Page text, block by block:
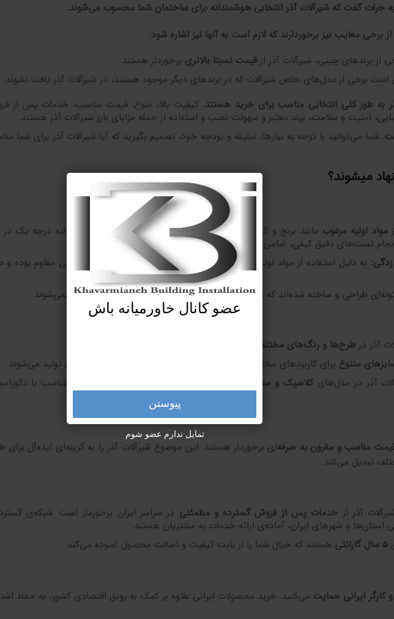
جرات گفت که شیرآلات آذر انتخابی هوشمندانه برای ساختمان شما محسوب می‌شوند.
برخی معایب نیز برخوردارند که لازم است به آنها نیز اشاره شود:
از برندهای چینی، شیرآلات آذر از قیمت نسبتا بالاتری برخوردار هستند.
برخی از مدل‌های خاص شیرآلات که در برندهای دیگر موجود هستند، در شیرآلات آذر یافت نشوند.
به طور کلی انتخابی مناسب برای خرید هستند. کیفیت بالا، تنوع، قیمت مناسب، خدمات پس از
امنیت و سلامت، برند معتبر و سهولت نصب و استفاده از جمله مزایای بارز شیرآلات آذر هستند.
. شما می‌توانید با توجه به نیازها، سلیقه و بودجه خود، تصمیم بگیرید که آیا شیرآلات آذر برای شما
میشوند؟
مواد اولیه مرغوب مانند برنج و آلیاژهای باکیفیت ساخته می‌شوند. استفاده از مواد اولیه درجه یک در
تست‌های دقیق کیفی، ضامن کیفیت و دوام بالای شیرآلات آذر است.
: به دلیل استفاده از مواد اولیه باکیفیت، شیرآلات آذر در برابر خوردگی و زنگ زدگی مقاوم بوده و
طراحی و ساخته شده‌اند که عملکردی بی‌نقص دارند و در طول زمان دچار مشکل نمی‌شوند.
آذر در طرح‌ها و رنگ‌های مختلف
متنوع برای کاربردهای مختلف مانند حمام، روشویی، آشپزخانه و مصارف صنعتی تولید می‌شوند.
آذر در مدل‌هایکلاسیک و مدرن
موجود هستند تا به شما در انتخاب گزینه‌ای متناسب با
مناسب و مقرون به صرفه‌ای برخوردار هستند. این موضوع شیرآلات آذر را به گزینه‌ای ایده‌آل برای
تبدیل می‌کند.
آذر از خدمات پس از فروش گسترده و مطمئنی در سراسر ایران برخوردار است. شبکه‌ی
و شهرهای ایران، آماده‌ی ارائه خدمات به مشتریان هستند.
5 سال گارانتی هستند که خیال شما را از بابت کیفیت و اصالت محصول آسوده می‌کند.
کارگر ایرانی حمایت می‌کنید. خرید محصولات ایرانی علاوه بر کمک به رونق اقتصادی کشور، به حفظ
عضو کانال خاورمیانه باش
پیوستن
تمایل ندارم عضو شوم